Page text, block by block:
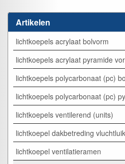
Artikelen
lichtkoepels acrylaat bolvorm
lichtkoepels acrylaat pyramide
lichtkoepels polycarbonaat (pc)
lichtkoepels polycarbonaat (pc)
lichtkoepels ventilerend (units)
lichtkoepel dakbetreding
lichtkoepel ventilatieramen